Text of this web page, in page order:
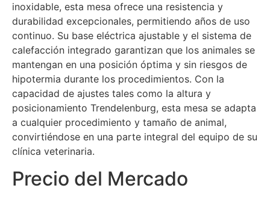
inoxidable, esta mesa ofrece una resistencia y
durabilidad excepcionales, permitiendo años de uso
continuo. Su base eléctrica ajustable y el sistema de
calefacción integrado garantizan que los animales se
mantengan en una posición óptima y sin riesgos de
hipotermia durante los procedimientos. Con la
capacidad de ajustes tales como la altura y
posicionamiento Trendelenburg, esta mesa se adapta
a cualquier procedimiento y tamaño de animal,
convirtiéndose en una parte integral del equipo de su
clínica veterinaria.
Precio del Mercado